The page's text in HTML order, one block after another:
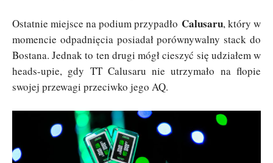
Ostatnie miejsce na podium przypadło Calusaru, który w
momencie odpadnięcia posiadał porównywalny stack do
Bostana. Jednak to ten drugi mógł cieszyć się udziałem w
heads-upie, gdy TT Calusaru nie utrzymało na flopie
swojej przewagi przeciwko jego AQ.